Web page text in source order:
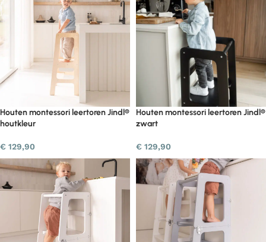
Houten montessori leertoren Jindl®
houtkleur
€ 129,90
Houten montessori leertoren Jindl®
zwart
€ 129,90